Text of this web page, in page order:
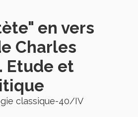
en vers
Charles
Etude et
classique-40/IV